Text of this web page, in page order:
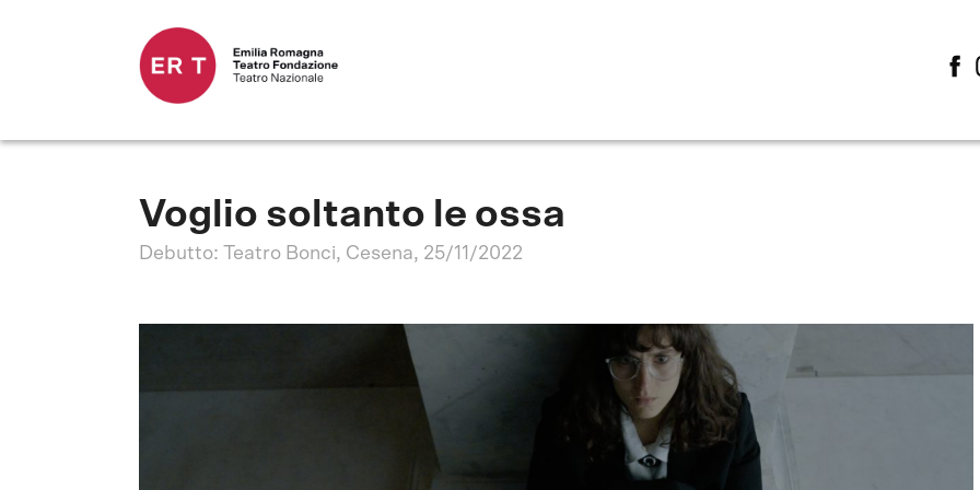
Voglio soltanto le ossa
Debutto: Teatro Bonci, Cesena, 25/11/2022